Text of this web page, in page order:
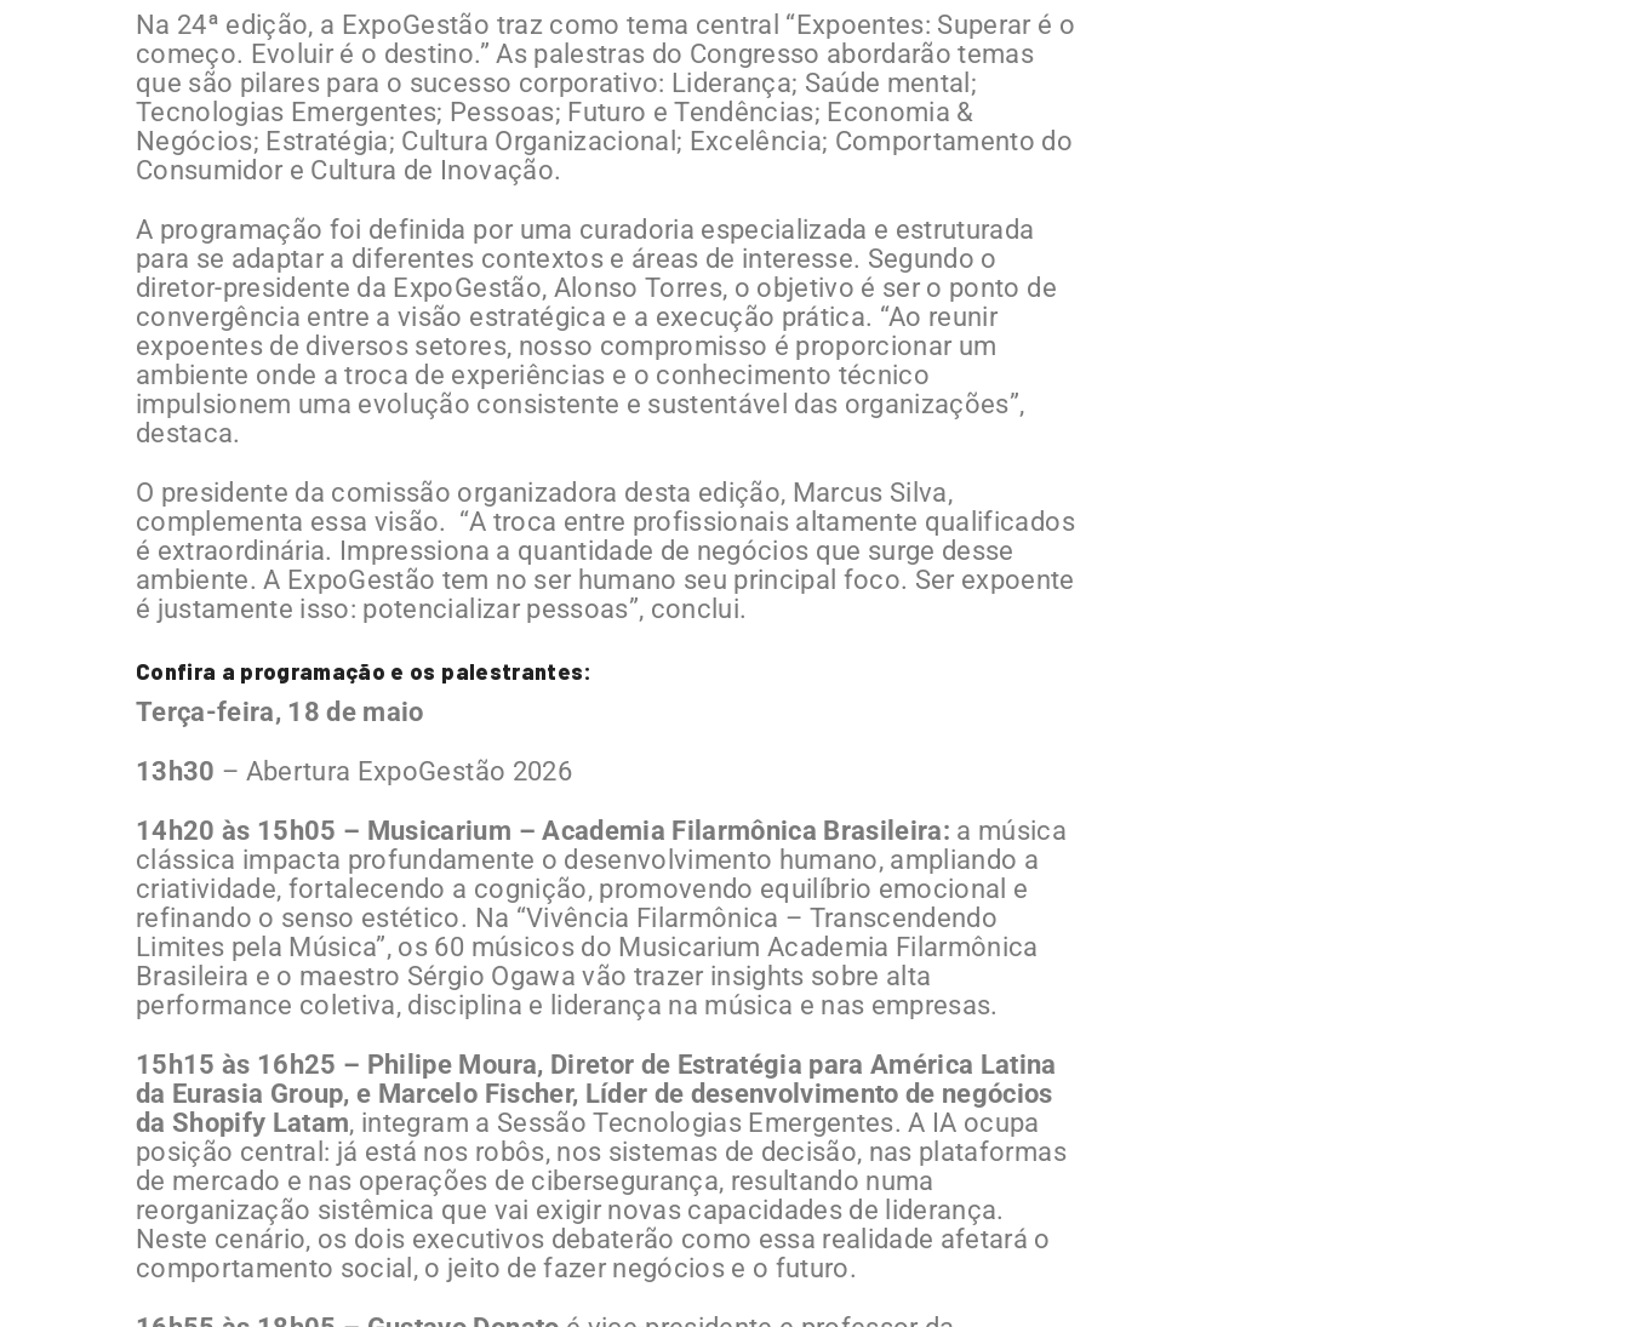
Na 24ª edição, a ExpoGestão traz como tema central “Expoentes: Superar é o
começo. Evoluir é o destino.” As palestras do Congresso abordarão temas
que são pilares para o sucesso corporativo: Liderança; Saúde mental;
Tecnologias Emergentes; Pessoas; Futuro e Tendências; Economia &
Negócios; Estratégia; Cultura Organizacional; Excelência; Comportamento do
Consumidor e Cultura de Inovação.
A programação foi definida por uma curadoria especializada e estruturada
para se adaptar a diferentes contextos e áreas de interesse. Segundo o
diretor-presidente da ExpoGestão, Alonso Torres, o objetivo é ser o ponto de
convergência entre a visão estratégica e a execução prática. “Ao reunir
expoentes de diversos setores, nosso compromisso é proporcionar um
ambiente onde a troca de experiências e o conhecimento técnico
impulsionem uma evolução consistente e sustentável das organizações”,
destaca.
O presidente da comissão organizadora desta edição, Marcus Silva,
complementa essa visão. “A troca entre profissionais altamente qualificados
é extraordinária. Impressiona a quantidade de negócios que surge desse
ambiente. A ExpoGestão tem no ser humano seu principal foco. Ser expoente
é justamente isso: potencializar pessoas”, conclui.
Confira a programação e os palestrantes:
Terça-feira, 18 de maio
13h30 – Abertura ExpoGestão 2026
14h20 às 15h05 – Musicarium – Academia Filarmônica Brasileira: a música
clássica impacta profundamente o desenvolvimento humano, ampliando a
criatividade, fortalecendo a cognição, promovendo equilíbrio emocional e
refinando o senso estético. Na “Vivência Filarmônica – Transcendendo
Limites pela Música”, os 60 músicos do Musicarium Academia Filarmônica
Brasileira e o maestro Sérgio Ogawa vão trazer insights sobre alta
performance coletiva, disciplina e liderança na música e nas empresas.
15h15 às 16h25 – Philipe Moura, Diretor de Estratégia para América Latina
da Eurasia Group, e Marcelo Fischer, Líder de desenvolvimento de negócios
da Shopify Latam, integram a Sessão Tecnologias Emergentes. A IA ocupa
posição central: já está nos robôs, nos sistemas de decisão, nas plataformas
de mercado e nas operações de cibersegurança, resultando numa
reorganização sistêmica que vai exigir novas capacidades de liderança.
Neste cenário, os dois executivos debaterão como essa realidade afetará o
comportamento social, o jeito de fazer negócios e o futuro.